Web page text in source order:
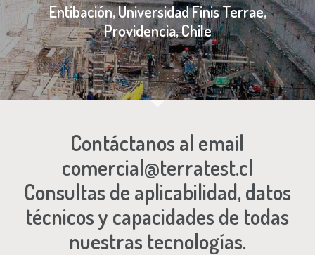
Entibación, Universidad Finis Terrae,
Providencia, Chile
Contáctanos al email
comercial@terratest.cl
Consultas de aplicabilidad, datos
técnicos y capacidades de todas
nuestras tecnologías.